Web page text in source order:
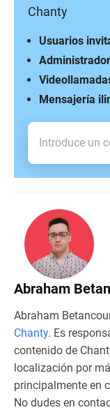
Chanty
Mensajería
Usuarios
Abraham
Abraham
Chanty. Es
contenido de
localización por
principalmente en
No dudes en